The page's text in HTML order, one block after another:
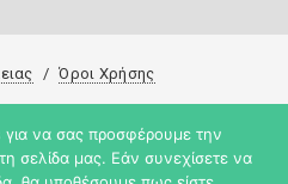
Όροι Χρήσης
Knowledge A.E.
για να σας προσφέρουμε την
σελίδα μας. Εάν συνεχίσετε να